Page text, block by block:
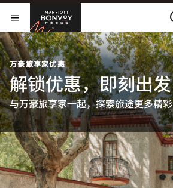
Skip to Content
打开菜单万豪旅享家
万豪旅享家优惠
解锁优惠，即刻出发
与万豪旅享家一起，探索旅途更多精彩